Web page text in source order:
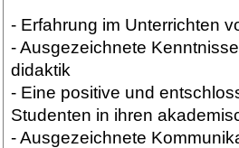
- Erfahrung im Unterrichten
- Ausgezeichnete
didaktik
- Eine positive und
Studenten in ihren
- Ausgezeichnete